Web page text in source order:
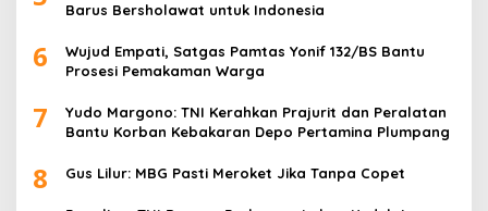
Barus Bersholawat untuk Indonesia
6
Wujud Empati, Satgas Pamtas Yonif 132/BS Bantu
Prosesi Pemakaman Warga
7
Yudo Margono: TNI Kerahkan Prajurit dan Peralatan
Bantu Korban Kebakaran Depo Pertamina Plumpang
8 Gus Lilur: MBG Pasti Meroket Jika Tanpa Copet